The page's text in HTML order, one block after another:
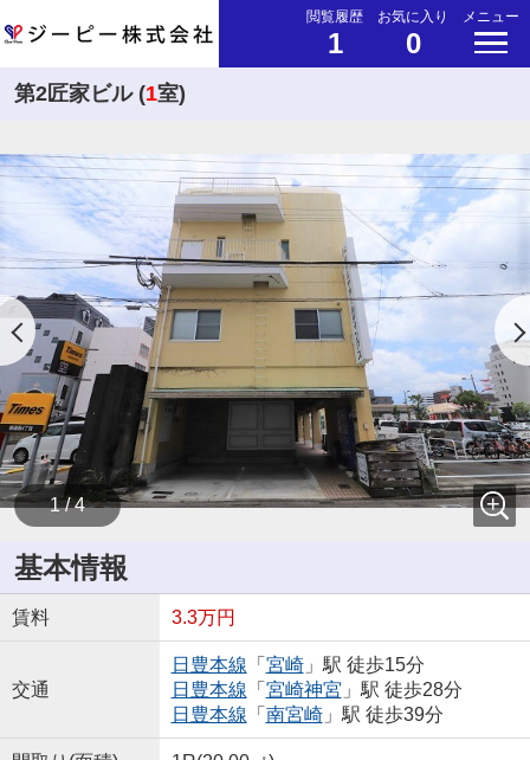
閲覧履歴
1
お気に入り
0
メニュー
第2匠家ビル (1室)
1 / 4
基本情報
賃料 3.3万円
交通
日豊本線 「 宮崎」駅 徒歩15分
日豊本線 「 宮崎神宮 」駅 徒歩28分
日豊本線 「 南宮崎」駅 徒歩39分